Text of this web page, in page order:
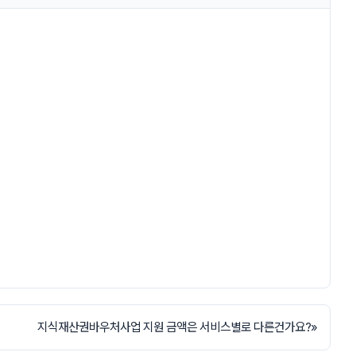
지식재산권바우처사업 지원 금액은 서비스별로 다른건가요?»